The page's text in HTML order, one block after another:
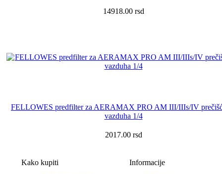
14918.00 rsd
FELLOWES predfilter za AERAMAX PRO AM III/IIIs/IV
vazduha 1/4
2017.00 rsd
Kako kupiti
Informacije